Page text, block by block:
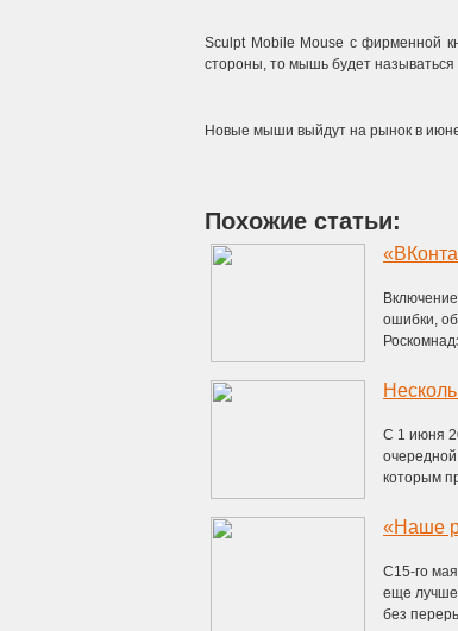
Sculpt Mobile Mouse с фирменной
стороны, то мышь будет называться
Новые мыши выйдут на рынок в июне
Похожие статьи:
ошибки,
С 1 июня
которым
«Наше
С15-го
еще
без